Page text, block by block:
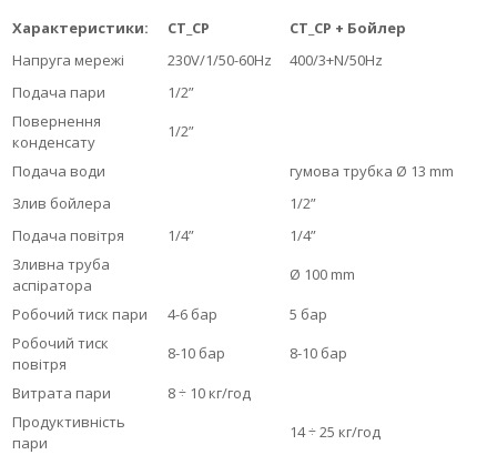
Характеристики: CT_CP
CT_CP + Бойлер
Напруга мережі
230V/1/50-60Hz
400/3+N/50Hz
Подача пари
1/2”
Повернення
конденсату
1/2”
Подача води
гумова трубка Ø 13 mm
Злив бойлера
1/2”
Подача повітря
1/4”
1/4”
Зливна труба
аспіратора
Ø 100 mm
Робочий тиск пари
4-6 бар
5 бар
Робочий тиск
повітря
8-10 бар
8-10 бар
Витрата пари
8 ÷ 10 кг/год
Продуктивність
пари
14 ÷ 25 кг/год